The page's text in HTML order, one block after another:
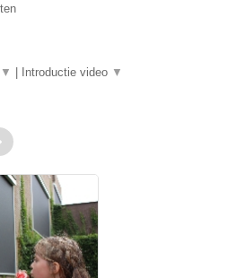
▼ Introductie video ▼